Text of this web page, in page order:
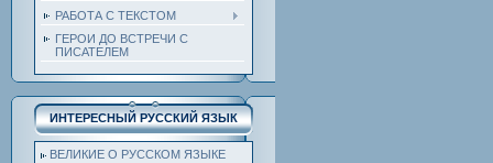
РАБОТА С ТЕКСТОМ
ГЕРОИ ДО ВСТРЕЧИ С
ПИСАТЕЛЕМ
ИНТЕРЕСНЫЙ РУССКИЙ ЯЗЫК
ВЕЛИКИЕ О РУССКОМ ЯЗЫКЕ